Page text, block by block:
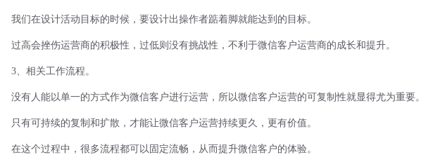
我们在设计活动目标的时候，要设计出操作者踮着脚就能达到的目标。
过高会挫伤运营商的积极性，过低则没有挑战性，不利于微信客户运营商的成长和提升。
3、相关工作流程。
没有人能以单一的方式作为微信客户进行运营，所以微信客户运营的可复制性就显得尤为重要。
只有可持续的复制和扩散，才能让微信客户运营持续更久，更有价值。
在这个过程中，很多流程都可以固定流畅，从而提升微信客户的体验。